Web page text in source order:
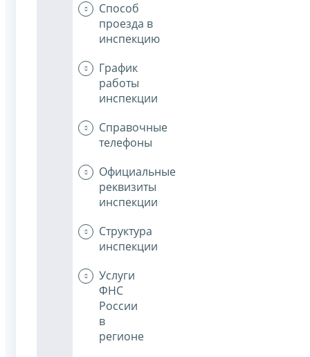
Способ
проезда в
инспекцию
График
работы
инспекции
Справочные
телефоны
Официальные
реквизиты
инспекции
Структура
инспекции
Услуги
ФНС
России
в
регионе